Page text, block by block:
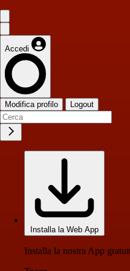
Accedi
Modifica profilo Logout
Installa la Web App
Installa la nostra App